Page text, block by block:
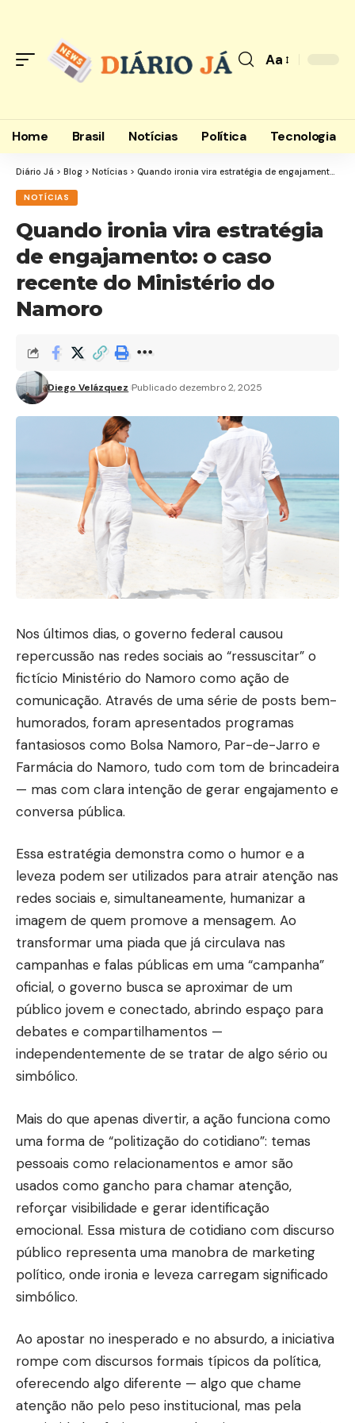
Font
Aa
Home Brasil Notícias Política Tecnologia
Diário Já > Blog > Notícias > Quando ironia vira estratégia de engajamento: o caso recente do Ministério do Namoro
NOTÍCIAS
Quando ironia vira estratégia
de engajamento: o caso
recente do Ministério do
Namoro
Diego Velázquez Publicado dezembro 2, 2025
Nos últimos dias, o governo federal causou
repercussão nas redes sociais ao “ressuscitar” o
fictício Ministério do Namoro como ação de
comunicação. Através de uma série de posts bem-
humorados, foram apresentados programas
fantasiosos como Bolsa Namoro, Par-de-Jarro e
Farmácia do Namoro, tudo com tom de brincadeira
— mas com clara intenção de gerar engajamento e
conversa pública.
Essa estratégia demonstra como o humor e a
leveza podem ser utilizados para atrair atenção nas
redes sociais e, simultaneamente, humanizar a
imagem de quem promove a mensagem. Ao
transformar uma piada que já circulava nas
campanhas e falas públicas em uma “campanha”
oficial, o governo busca se aproximar de um
público jovem e conectado, abrindo espaço para
debates e compartilhamentos —
independentemente de se tratar de algo sério ou
simbólico.
Mais do que apenas divertir, a ação funciona como
uma forma de “politização do cotidiano”: temas
pessoais como relacionamentos e amor são
usados como gancho para chamar atenção,
reforçar visibilidade e gerar identificação
emocional. Essa mistura de cotidiano com discurso
público representa uma manobra de marketing
político, onde ironia e leveza carregam significado
simbólico.
Ao apostar no inesperado e no absurdo, a iniciativa
rompe com discursos formais típicos da política,
oferecendo algo diferente — algo que chame
atenção não pelo peso institucional, mas pela